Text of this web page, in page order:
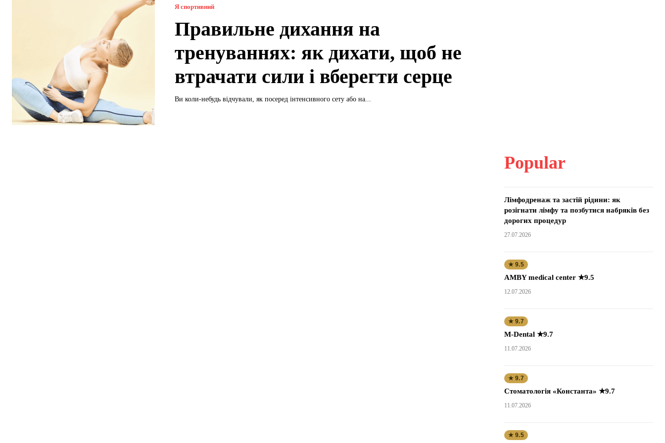
Я спортивний
Правильне дихання на
тренуваннях: як дихати, щоб не
втрачати сили і вберегти серце
Ви коли-небудь відчували, як посеред інтенсивного сету або на...
Popular
Лімфодренаж та застій рідини: як
розігнати лімфу та позбутися набряків без
дорогих процедур
27.07.2026
★ 9.5
AMBY medical center ★9.5
12.07.2026
★ 9.7
M-Dental ★9.7
11.07.2026
★ 9.7
Стоматологія «Константа» ★9.7
11.07.2026
★ 9.5